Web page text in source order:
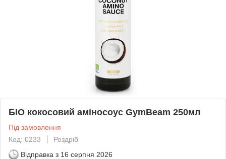
БІО кокосовий аміносоус GymBeam 250мл
Під замовлення
Код: 0233
Роздріб
Відправка з 16 серпня 2026